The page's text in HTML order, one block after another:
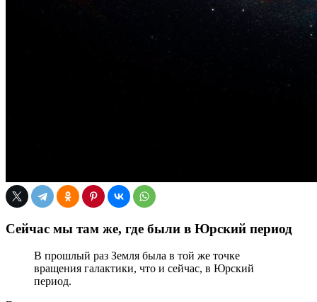
Сейчас мы там же, где были в Юрский период
В прошлый раз Земля была в той же точке
вращения галактики, что и сейчас, в Юрский
период.